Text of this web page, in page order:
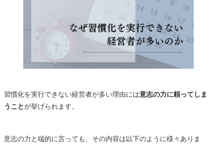
習慣化を実行できない経営者が多い理由には意志の力に頼ってしま
うことが挙げられます。
意志の力と端的に言っても、その内容は以下のように様々ありま